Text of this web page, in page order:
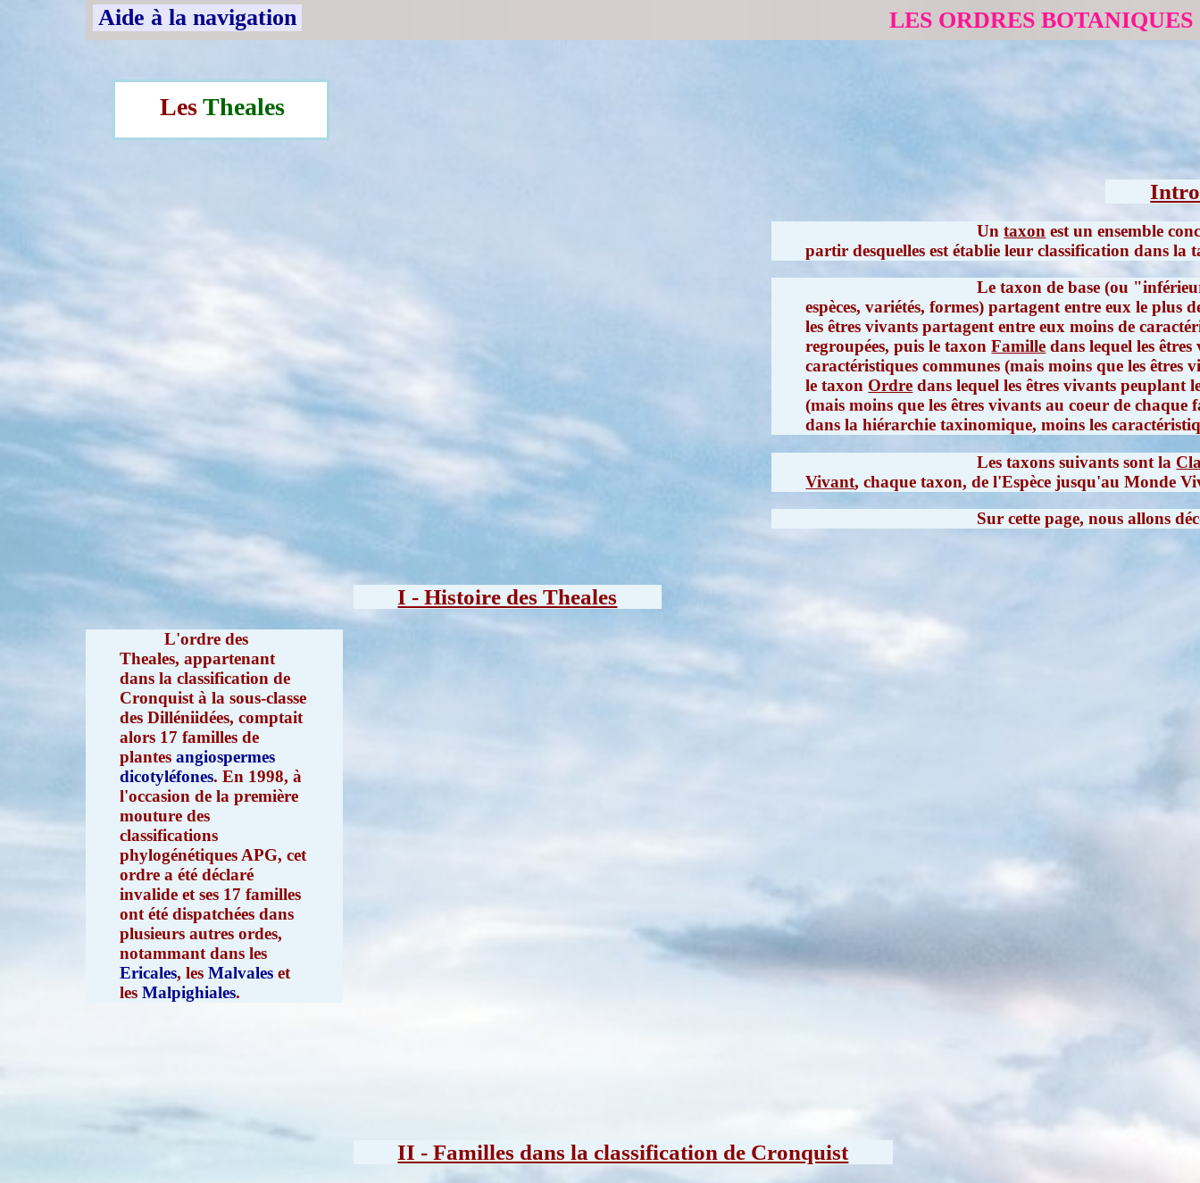
Aide à la navigation LES ORDRES BOTANIQUES
LesTheales
Untaxon est un ensemble
partir desquelles est établie leur classification dans la
Le taxon de base (ou
espèces, variétés, formes) partagent entre eux le plus
les êtres vivants partagent entre eux moins de
regroupées, puis le taxonFamille dans lequel les
caractéristiques communes (mais moins que les êtres
le taxon Ordre dans lequel les êtres vivants peuplant
(mais moins que les êtres vivants au coeur de
dans la hiérarchie taxinomique, moins les
Les taxons suivants sont la
Vivant, chaque taxon, de l'Espèce jusqu'au Monde
Sur cette page, nous allons
I - Histoire des Theales
L'ordre des
Theales, appartenant
dans la classification de
Cronquist à la sous-classe
des Dilléniidées, comptait
alors 17 familles de
plantesangiospermes
dicotyléfones. En 1998, à
l'occasion de la première
mouture des
classifications
phylogénétiques APG, cet
ordre a été déclaré
invalide et ses 17 familles
ont été dispatchées dans
plusieurs autres ordes,
notammant dans les
Ericales, lesMalvales et
lesMalpighiales.
II - Familles dans la classification de Cronquist